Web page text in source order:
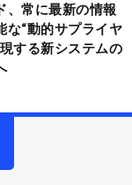
、常に最新の情報
な“動的サプライヤ
する新システムの